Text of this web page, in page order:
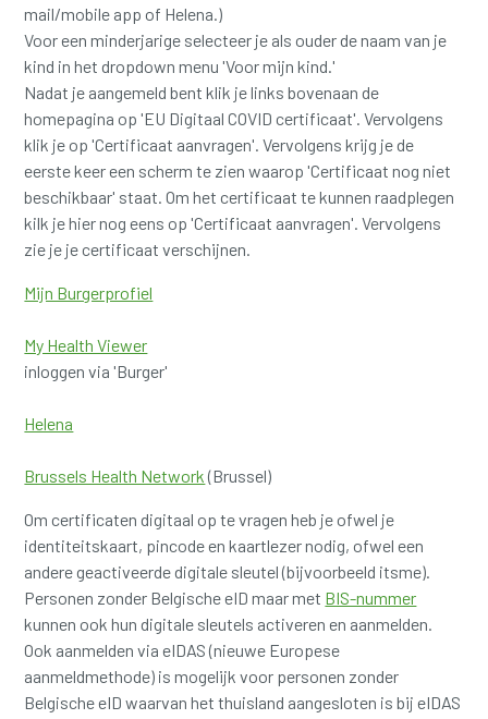
mail/mobile app of Helena.)
Voor een minderjarige selecteer je als ouder de naam van je
kind in het dropdown menu 'Voor mijn kind.'
Nadat je aangemeld bent klik je links bovenaan de
homepagina op 'EU Digitaal COVID certificaat'. Vervolgens
klik je op 'Certificaat aanvragen'. Vervolgens krijg je de
eerste keer een scherm te zien waarop 'Certificaat nog niet
beschikbaar' staat. Om het certificaat te kunnen raadplegen
kilk je hier nog eens op 'Certificaat aanvragen'. Vervolgens
zie je je certificaat verschijnen.
Mijn Burgerprofiel
My Health Viewer
inloggen via 'Burger'
Helena
Brussels Health Network(Brussel)
Om certificaten digitaal op te vragen heb je ofwel je
identiteitskaart, pincode en kaartlezer nodig, ofwel een
andere geactiveerde digitale sleutel (bijvoorbeeld itsme).
Personen zonder Belgische eID maar met BIS-nummer
kunnen ook hun digitale sleutels activeren en aanmelden.
Ook aanmelden via eIDAS (nieuwe Europese
aanmeldmethode) is mogelijk voor personen zonder
Belgische eID waarvan het thuisland aangesloten is bij eIDAS